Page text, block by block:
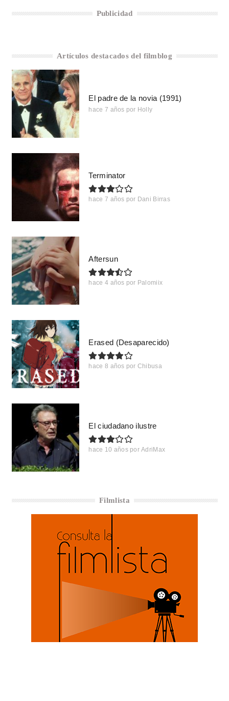
Publicidad
Artículos destacados del filmblog
El padre de la novia (1991)
hace 7 años por Holly
Terminator
hace 7 años por Dani Birras
Aftersun
hace 4 años por Palomiix
Erased (Desaparecido)
hace 8 años por Chibusa
El ciudadano ilustre
hace 10 años por AdriMax
Filmlista